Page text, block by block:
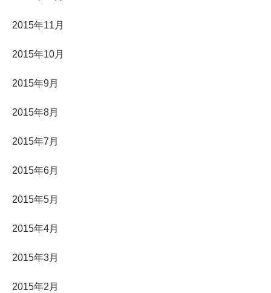
2015年11月
2015年10月
2015年9月
2015年8月
2015年7月
2015年6月
2015年5月
2015年4月
2015年3月
2015年2月